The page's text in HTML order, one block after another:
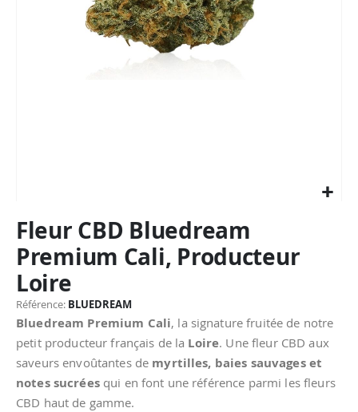
au
début
de
la
Galerie
d’images
Fleur CBD Bluedream
Premium Cali, Producteur
Loire
Référence BLUEDREAM
Bluedream Premium Cali, la signature fruitée de notre
petit producteur français de la Loire. Une fleur CBD aux
saveurs envoûtantes de myrtilles, baies sauvages et
notes sucréesqui en font une référence parmi les fleurs
CBD haut de gamme.